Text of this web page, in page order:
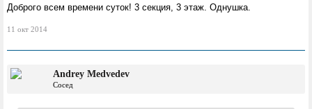
Доброго всем времени суток! 3 секция, 3 этаж. Однушка.
11 окт 2014
Andrey Medvedev
Сосед